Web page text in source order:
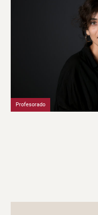
Profesorado